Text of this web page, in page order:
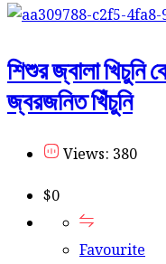
শিশুর জ্বালা খিচুনি
জ্বরজনিত খিঁচুনি
Views: 380
$0
Favourite